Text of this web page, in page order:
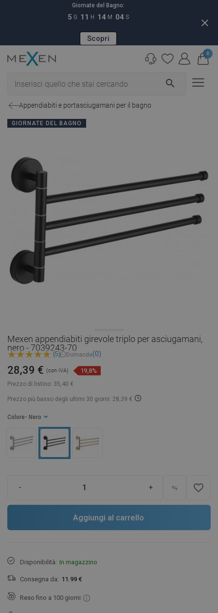
Giornate del Bagno:
5 G 11 H 14 M 03 S
Scopri
close
search
0
Appendiabiti e portasciugamani per il bagno
GIORNATE DEL BAGNO
Mexen appendiabiti girevole triplo per asciugamani,
nero - 7039243-70
(5) Domande(0)
Prezzo di listino: 35,40 €
28,39 € (con IVA) 19,8%
Prezzo più basso degli ultimi 30 giorni: 28,39 €
Colore - Nero
- + favorite_border
Aggiungi al carrello
Disponibilità: In magazzino
Consegna da: 11.99 €
Reso fino a 100 giorni